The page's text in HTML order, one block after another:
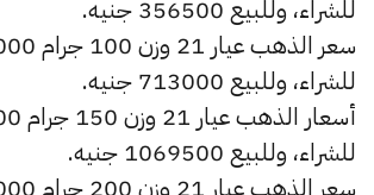
للشراء، وللبيع 356500 جنيه.
للشراء، وللبيع 713000 جنيه.
للشراء، وللبيع 1069500 جنيه.